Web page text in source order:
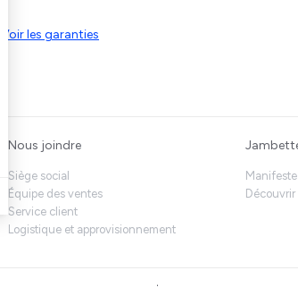
Voir les garanties
Nous joindre
Siège social
Équipe des ventes
Service client
Logistique et approvisionnement
Manifeste